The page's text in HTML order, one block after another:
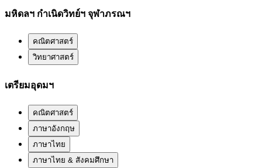
มหิดลฯ กำเนิดวิทย์ฯ จุฬาภรณฯ
คณิตศาสตร์
วิทยาศาสตร์
เตรียมอุดมฯ
คณิตศาสตร์
ภาษาอังกฤษ
ภาษาไทย
ภาษาไทย & สังคมศึกษา